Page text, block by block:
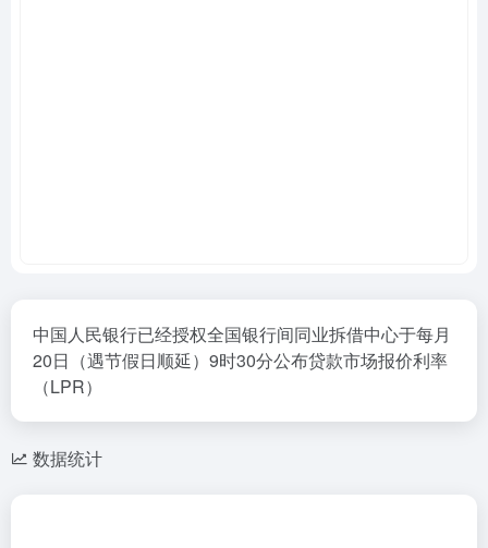
中国人民银行已经授权全国银行间同业拆借中心于每月
20日（遇节假日顺延）9时30分公布贷款市场报价利率
（LPR）
数据统计